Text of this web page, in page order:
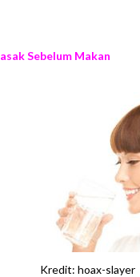
Sebelum Makan
Kredit: hoax-slayer